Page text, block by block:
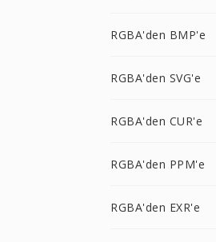
RGBA'den BMP'e
RGBA'den SVG'e
RGBA'den CUR'e
RGBA'den PPM'e
RGBA'den EXR'e